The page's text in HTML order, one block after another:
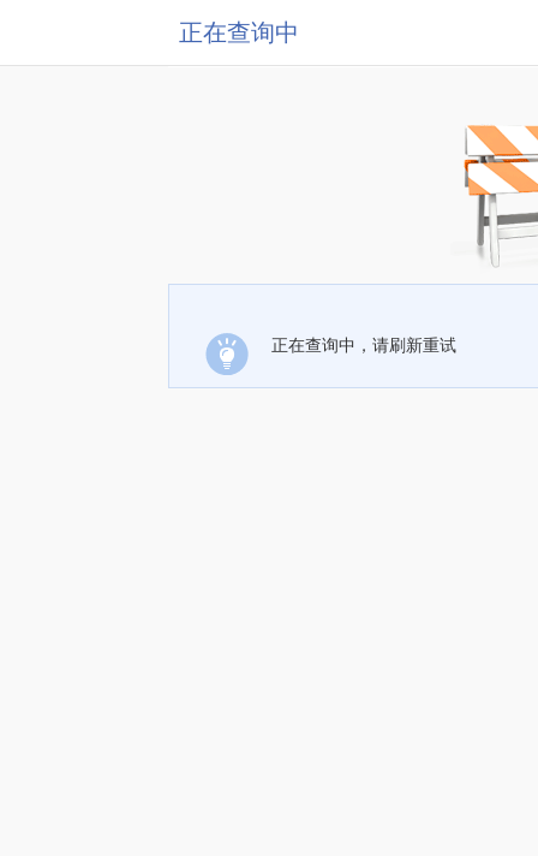
正在查询中
正在查询中，请刷新重试